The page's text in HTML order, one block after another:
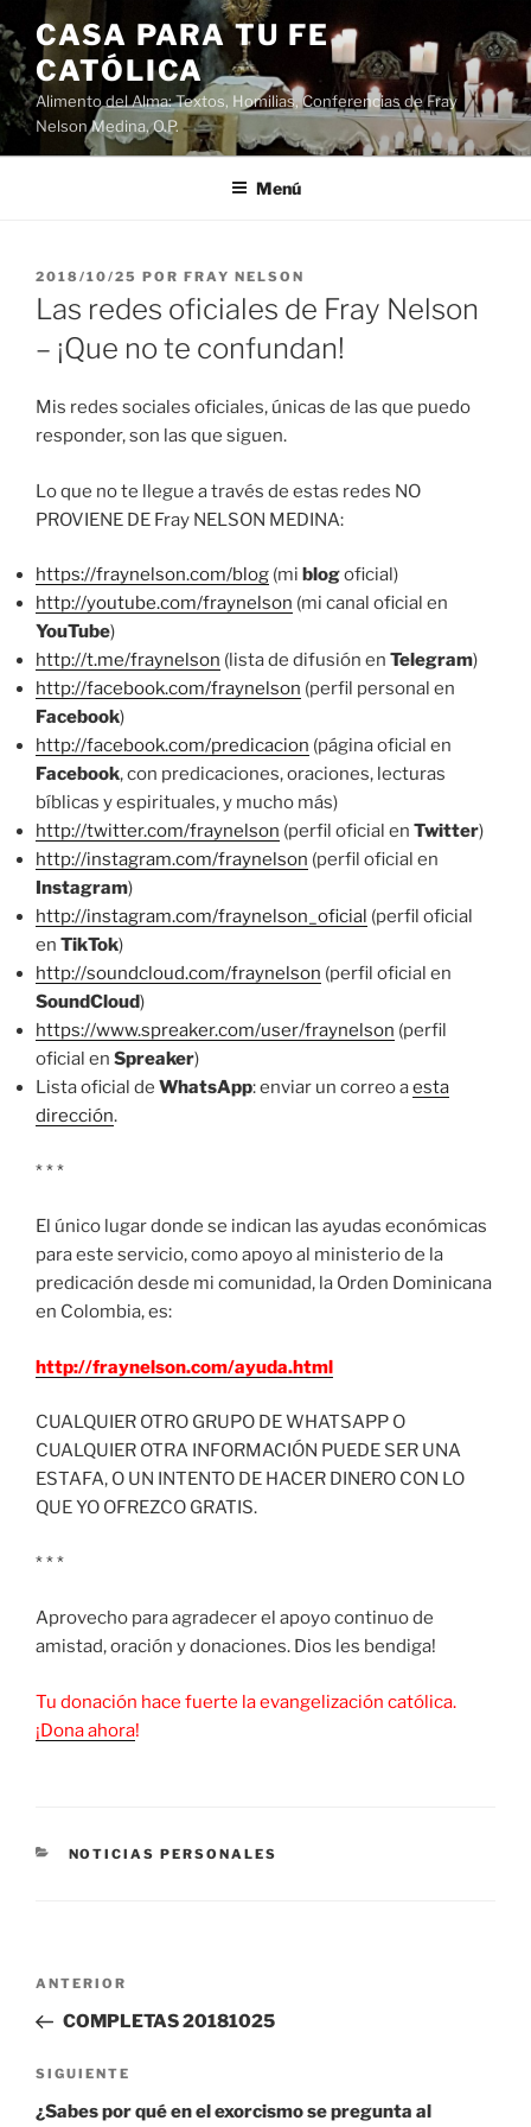
Saltar
al
contenido
CASA PARA TU FE
CATÓLICA
Alimento del Alma: Textos, Homilias, Conferencias de Fray
Nelson Medina, O.P.
Menú
PUBLICADO
EL
2018/10/25 POR FRAY NELSON
Las redes oficiales de Fray Nelson
– ¡Que no te confundan!
Mis redes sociales oficiales, únicas de las que puedo
responder, son las que siguen.
Lo que no te llegue a través de estas redes NO
PROVIENE DE Fray NELSON MEDINA:
https://fraynelson.com/blog (mi blogoficial)
http://youtube.com/fraynelson (mi canal oficial en
YouTube)
http://t.me/fraynelson (lista de difusión en Telegram)
http://facebook.com/fraynelson (perfil personal en
Facebook)
http://facebook.com/predicacion (página oficial en
Facebook, con predicaciones, oraciones, lecturas
bíblicas y espirituales, y mucho más)
http://twitter.com/fraynelson (perfil oficial en Twitter)
http://instagram.com/fraynelson (perfil oficial en
Instagram)
http://instagram.com/fraynelson_oficial (perfil oficial
en TikTok)
http://soundcloud.com/fraynelson (perfil oficial en
SoundCloud)
https://www.spreaker.com/user/fraynelson (perfil
oficial en Spreaker)
Lista oficial de WhatsApp: enviar un correo aesta
dirección.
* * *
El único lugar donde se indican las ayudas económicas
para este servicio, como apoyo al ministerio de la
predicación desde mi comunidad, la Orden Dominicana
en Colombia, es:
http://fraynelson.com/ayuda.html
CUALQUIER OTRO GRUPO DE WHATSAPP O
CUALQUIER OTRA INFORMACIÓN PUEDE SER UNA
ESTAFA, O UN INTENTO DE HACER DINERO CON LO
QUE YO OFREZCO GRATIS.
* * *
Aprovecho para agradecer el apoyo continuo de
amistad, oración y donaciones. Dios les bendiga!
Tu donación hace fuerte la evangelización católica.
¡Dona ahora!
CATEGORÍAS
NOTICIAS PERSONALES
Navegación
entradas
Entrada
anterior:
ANTERIOR
COMPLETAS 20181025
Siguiente
entrada
SIGUIENTE
¿Sabes por qué en el exorcismo se pregunta al